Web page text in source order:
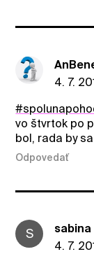
4. 7.
vo štvrtok po
bol, rada by
Odpovedať
S
sabina
4. 7.